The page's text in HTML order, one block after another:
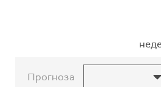
Прогноза